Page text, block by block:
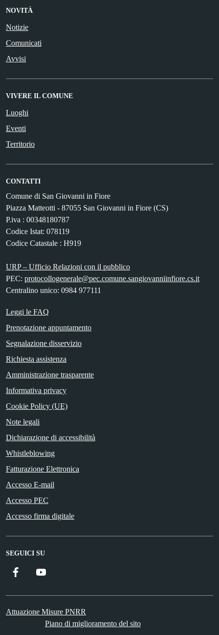
NOVITÀ
Notizie
Comunicati
Avvisi
VIVERE IL COMUNE
Luoghi
Eventi
Territorio
CONTATTI
Comune di San Giovanni in Fiore
Piazza Matteotti - 87055 San Giovanni in Fiore (CS)
P.iva : 00348180787
Codice Istat: 078119
Codice Catastale : H919
URP – Ufficio Relazioni con il pubblico
PEC: protocollogenerale@pec.comune.sangiovanniinfiore.cs.it
Centralino unico: 0984 977111
Leggi le FAQ
Prenotazione appuntamento
Segnalazione disservizio
Richiesta assistenza
Amministrazione trasparente
Informativa privacy
Cookie Policy (UE)
Note legali
Dichiarazione di accessibilità
Whistleblowing
Fatturazione Elettronica
Accesso E-mail
Accesso PEC
Accesso firma digitale
SEGUICI SU
Facebook
Attuazione Misure PNRR
Piano di miglioramento del sito